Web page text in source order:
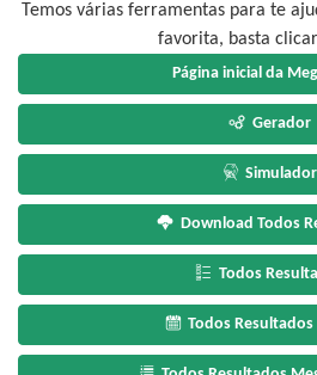
Temos várias ferramentas para te
favorita, basta
Página inicial da
Gerador
Simulador
Download Todos
Todos
Todos